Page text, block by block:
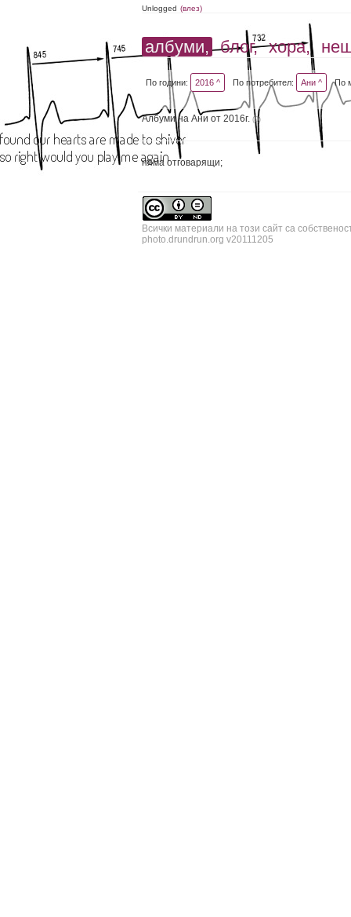
Unlogged (влез)
албуми, блог, хора,
По години: 2016 ^ По потребител: Ани ^ По
Албуми на Ани от 2016г. (0)
няма отговарящи;
Всички материали на този сайт са
photo.drundrun.org v20111205